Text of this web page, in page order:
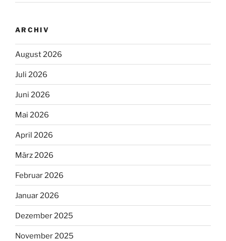
ARCHIV
August 2026
Juli 2026
Juni 2026
Mai 2026
April 2026
März 2026
Februar 2026
Januar 2026
Dezember 2025
November 2025